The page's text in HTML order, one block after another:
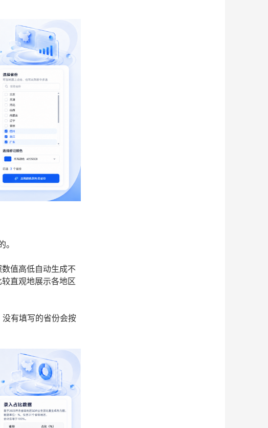
值高低自动生成不
直观地展示各地区
没有填写的省份会按